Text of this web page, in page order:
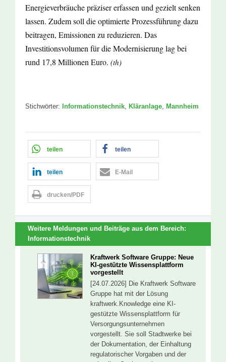
Energieverbräuche präziser erfassen und gezielt senken
lassen. Zudem soll die optimierte Prozessführung dazu
beitragen, Emissionen zu reduzieren. Das
Investitionsvolumen für die Modernisierung lag bei
rund 17,8 Millionen Euro. (th)
Stichwörter: Informationstechnik, Kläranlage, Mannheim
teilen teilen
teilen E-Mail
drucken/PDF
Weitere Meldungen und Beiträge aus dem Bereich:
Informationstechnik
Kraftwerk Software Gruppe: Neue
KI-gestützte Wissensplattform
vorgestellt
[24.07.2026] Die Kraftwerk Software
Gruppe hat mit der Lösung
kraftwerk.Knowledge eine KI-
gestützte Wissensplattform für
Versorgungsunternehmen
vorgestellt. Sie soll Stadtwerke bei
der Dokumentation, der Einhaltung
regulatorischer Vorgaben und der